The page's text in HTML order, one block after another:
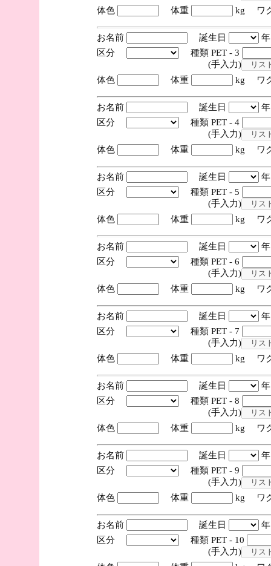
体色
体重 kg ワ
お名前 誕生日
区分
種類 PET - 3
(手入力)
体色
体重 kg ワ
お名前 誕生日
区分
種類 PET - 4
(手入力)
体色
体重 kg ワ
お名前 誕生日
区分
種類 PET - 5
(手入力)
体色
体重 kg ワ
お名前 誕生日
区分
種類 PET - 6
(手入力)
体色
体重 kg ワ
お名前 誕生日
区分
種類 PET - 7
(手入力)
体色
体重 kg ワ
お名前 誕生日
区分
種類 PET - 8
(手入力)
体色
体重 kg ワ
お名前 誕生日
区分
種類 PET - 9
(手入力)
体色
体重 kg ワ
お名前 誕生日
区分
種類 PET - 10
(手入力)